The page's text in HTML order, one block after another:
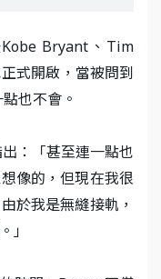
Bryant、Tim
式開啟，當被問到
也不會。
：「甚至連一點也
像的，但現在我很
於我是無縫接軌，
」